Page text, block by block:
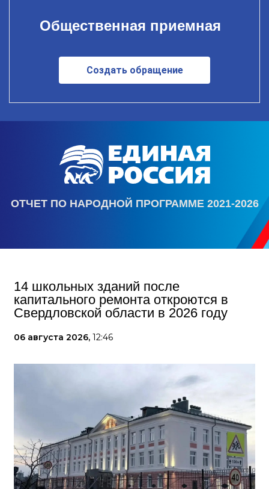
Общественная приемная
Создать обращение
ОТЧЕТ ПО НАРОДНОЙ ПРОГРАММЕ 2021-2026
14 школьных зданий после
капитального ремонта откроются в
Свердловской области в 2026 году
06 августа 2026, 12:46